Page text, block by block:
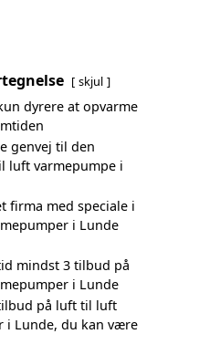
skjul
dyrere at opvarme
genvej til den
luft varmepumpe i
firma med speciale i
i Lunde
mindst 3 tilbud på
i Lunde
på luft til luft
i Lunde, du kan være